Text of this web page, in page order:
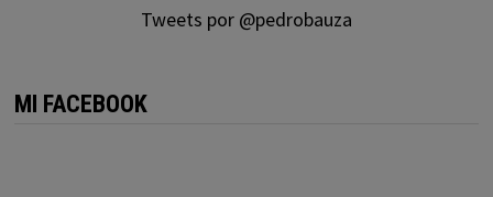
Tweets por @pedrobauza
MI FACEBOOK